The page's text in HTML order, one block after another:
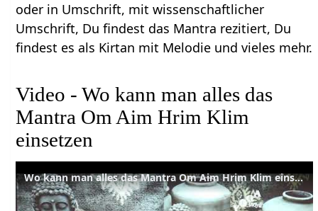
oder in Umschrift, mit wissenschaftlicher
Umschrift, Du findest das Mantra rezitiert, Du
findest es als Kirtan mit Melodie und vieles mehr.
Video - Wo kann man alles das
Mantra Om Aim Hrim Klim
einsetzen
Wo kann man alles das Mantra Om Aim Hrim Klim einsetzen